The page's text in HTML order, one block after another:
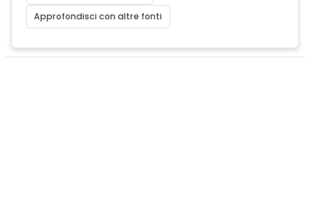
Approfondisci con altre fonti